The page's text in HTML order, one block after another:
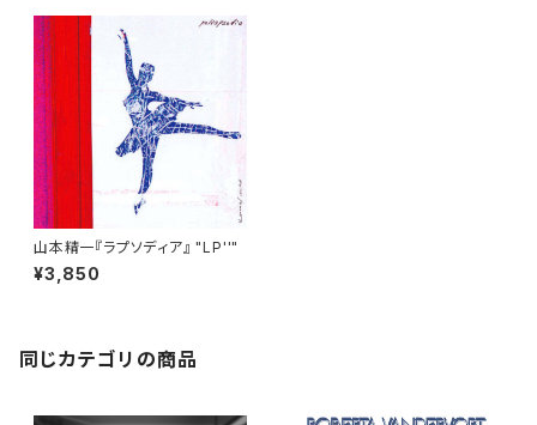
山本精一『ラプソディア』 "LP''"
¥3,850
同じカテゴリの商品